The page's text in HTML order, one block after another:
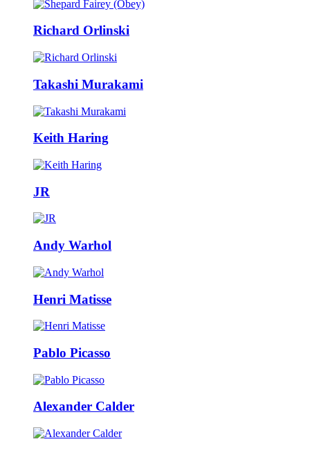
Richard Orlinski
Takashi Murakami
Keith Haring
JR
Andy Warhol
Henri Matisse
Pablo Picasso
Alexander Calder